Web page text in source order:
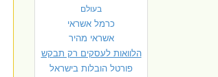
בעולם
כרמל אשראי
אשראי מהיר
הלוואות לעסקים רק תבקש
פורטל הובלות בישראל